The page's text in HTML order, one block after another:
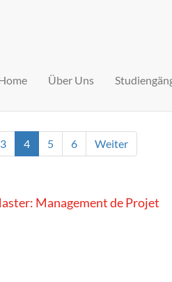
Über Uns
3 4 5 6 Weiter
Management de Projet